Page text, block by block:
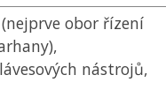
(nejprve obor řízení
nástrojů,